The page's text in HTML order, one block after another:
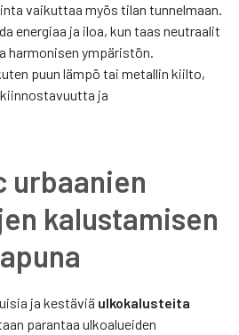
vaikuttaa myös tilan tunnelmaan.
energiaa ja iloa, kun taas neutraalit
harmonisen ympäristön.
puun lämpö tai metallin kiilto,
ja
urbaanien
kalustamisen
apuna
ja kestäviä ulkokalusteita
parantaa ulkoalueiden